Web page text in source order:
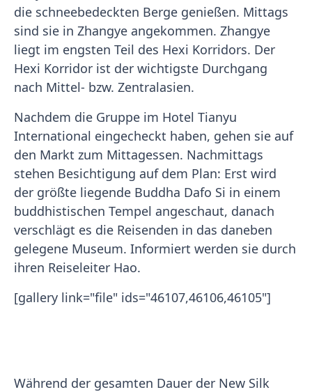
die schneebedeckten Berge genießen. Mittags
sind sie in Zhangye angekommen. Zhangye
liegt im engsten Teil des Hexi Korridors. Der
Hexi Korridor ist der wichtigste Durchgang
nach Mittel- bzw. Zentralasien.
Nachdem die Gruppe im Hotel Tianyu
International eingecheckt haben, gehen sie auf
den Markt zum Mittagessen. Nachmittags
stehen Besichtigung auf dem Plan: Erst wird
der größte liegende Buddha Dafo Si in einem
buddhistischen Tempel angeschaut, danach
verschlägt es die Reisenden in das daneben
gelegene Museum. Informiert werden sie durch
ihren Reiseleiter Hao.
[gallery link="file" ids="46107,46106,46105"]
Während der gesamten Dauer der New Silk